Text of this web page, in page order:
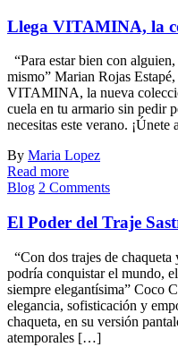
Llega VITAMINA, la
“Para estar bien con
mismo” Marian Rojas
VITAMINA, la nueva
cuela en tu armario sin pedir
necesitas este verano.
By Maria Lopez
Read more
Blog 2 Comments
El Poder del Traje
“Con dos trajes de
podría conquistar el mundo,
siempre elegantísima”
elegancia, sofisticación y
chaqueta, en su versión
atemporales […]